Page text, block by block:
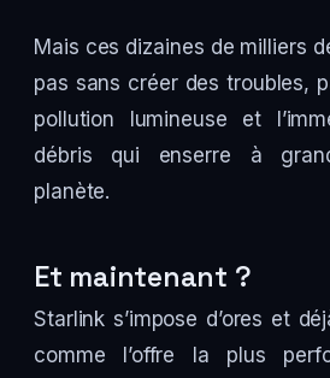
Mais ces dizaines de milliers
pas sans créer des troubles,
pollution lumineuse et
débris qui enserre à
planète.
Et maintenant ?
Starlink s’impose d’ores et
comme l’offre la plus